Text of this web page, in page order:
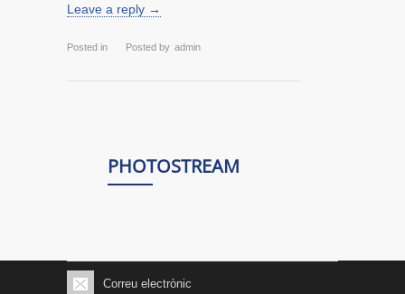
Leave a reply →
Posted in Posted by admin
PHOTOSTREAM
Correu electrònic